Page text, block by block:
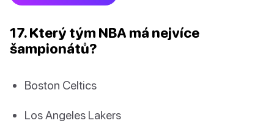
17. Který tým NBA má nejvíce
šampionátů?
Boston Celtics
Los Angeles Lakers